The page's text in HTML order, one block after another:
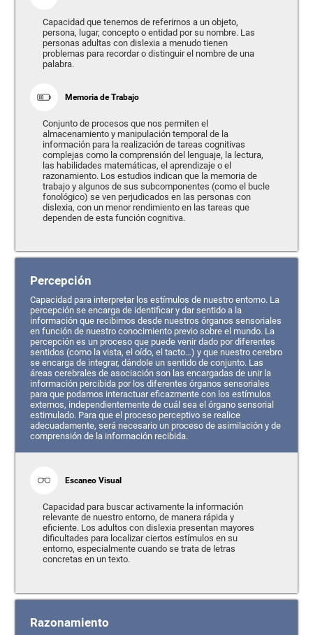
Capacidad que tenemos de referirnos a un objeto,
persona, lugar, concepto o entidad por su nombre. Las
personas adultas con dislexia a menudo tienen
problemas para recordar o distinguir el nombre de una
palabra.
Memoria de Trabajo
Conjunto de procesos que nos permiten el
almacenamiento y manipulación temporal de la
información para la realización de tareas cognitivas
complejas como la comprensión del lenguaje, la lectura,
las habilidades matemáticas, el aprendizaje o el
razonamiento. Los estudios indican que la memoria de
trabajo y algunos de sus subcomponentes (como el bucle
fonológico) se ven perjudicados en las personas con
dislexia, con un menor rendimiento en las tareas que
dependen de esta función cognitiva.
Percepción
Capacidad para interpretar los estímulos de nuestro entorno. La
percepción se encarga de identificar y dar sentido a la
información que recibimos desde nuestros órganos sensoriales
en función de nuestro conocimiento previo sobre el mundo. La
percepción es un proceso que puede venir dado por diferentes
sentidos (como la vista, el oído, el tacto…) y que nuestro cerebro
se encarga de integrar, dándole un sentido de conjunto. Las
áreas cerebrales de asociación son las encargadas de unir la
información percibida por los diferentes órganos sensoriales
para que podamos interactuar eficazmente con los estímulos
externos, independientemente de cuál sea el órgano sensorial
estimulado. Para que el proceso perceptivo se realice
adecuadamente, será necesario un proceso de asimilación y de
comprensión de la información recibida.
Escaneo Visual
Capacidad para buscar activamente la información
relevante de nuestro entorno, de manera rápida y
eficiente. Los adultos con dislexia presentan mayores
dificultades para localizar ciertos estímulos en su
entorno, especialmente cuando se trata de letras
concretas en un texto.
Razonamiento